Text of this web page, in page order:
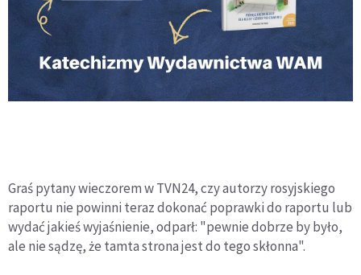
Graś pytany wieczorem w TVN24, czy autorzy rosyjskiego
raportu nie powinni teraz dokonać poprawki do raportu lub
wydać jakieś wyjaśnienie, odparł: "pewnie dobrze by było,
ale nie sądzę, że tamta strona jest do tego skłonna".